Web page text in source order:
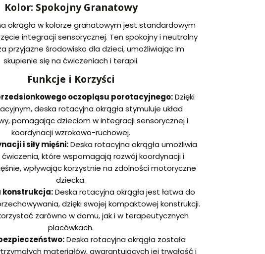
Kolor: Spokojny Granatowy
okrągła w kolorze granatowym jest standardowym
integracji sensorycznej. Ten spokojny i neutralny
przyjazne środowisko dla dzieci, umożliwiając im
skupienie się na ćwiczeniach i terapii.
Funkcje i Korzyści
oczopląsu porotacyjnego:Dzięki
deska rotacyjna okrągła stymuluje układ
pomagając dzieciom w integracji sensorycznej i
koordynacji wzrokowo-ruchowej.
i siły mięśni:Deska rotacyjna okrągła umożliwia
które wspomagają rozwój koordynacji i
wpływając korzystnie na zdolności motoryczne
dziecka.
konstrukcja:Deska rotacyjna okrągła jest łatwa do
dzięki swojej kompaktowej konstrukcji.
zarówno w domu, jak i w terapeutycznych
placówkach.
Deska rotacyjna okrągła została
materiałów, gwarantujących jej trwałość i